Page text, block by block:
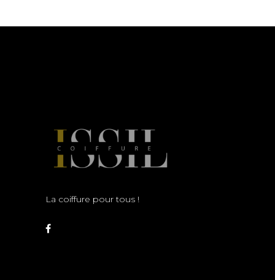
La coiffure pour tous !